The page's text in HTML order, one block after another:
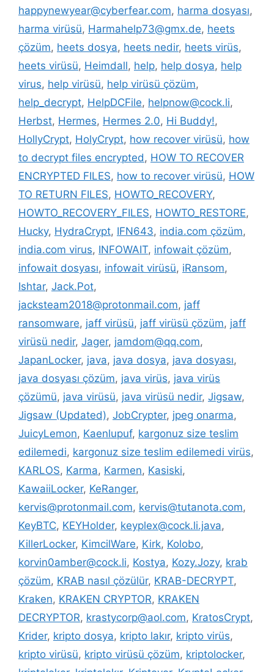
happynewyear@cyberfear.com, harma dosyası,
harma virüsü, Harmahelp73@gmx.de, heets
çözüm, heets dosya, heets nedir, heets virüs,
heets virüsü, Heimdall, help, help dosya, help
virus, help virüsü, help virüsü çözüm,
help_decrypt, HelpDCFile, helpnow@cock.li,
Herbst, Hermes, Hermes 2.0, Hi Buddy!,
HollyCrypt, HolyCrypt, how recover virüsü, how
to decrypt files encrypted, HOW TO RECOVER
ENCRYPTED FILES, how to recover virüsü, HOW
TO RETURN FILES, HOWTO_RECOVERY,
HOWTO_RECOVERY_FILES, HOWTO_RESTORE,
Hucky, HydraCrypt, IFN643, india.com çözüm,
india.com virus, INFOWAIT, infowait çözüm,
infowait dosyası, infowait virüsü, iRansom,
Ishtar, Jack.Pot,
jacksteam2018@protonmail.com, jaff
ransomware, jaff virüsü, jaff virüsü çözüm, jaff
virüsü nedir, Jager, jamdom@qq.com,
JapanLocker, java, java dosya, java dosyası,
java dosyası çözüm, java virüs, java virüs
çözümü, java virüsü, java virüsü nedir, Jigsaw,
Jigsaw (Updated), JobCrypter, jpeg onarma,
JuicyLemon, Kaenlupuf, kargonuz size teslim
edilemedi, kargonuz size teslim edilemedi virüs,
KARLOS, Karma, Karmen, Kasiski,
KawaiiLocker, KeRanger,
kervis@protonmail.com, kervis@tutanota.com,
KeyBTC, KEYHolder, keyplex@cock.li.java,
KillerLocker, KimcilWare, Kirk, Kolobo,
korvin0amber@cock.li, Kostya, Kozy.Jozy, krab
çözüm, KRAB nasıl çözülür, KRAB-DECRYPT,
Kraken, KRAKEN CRYPTOR, KRAKEN
DECRYPTOR, krastycorp@aol.com, KratosCrypt,
Krider, kripto dosya, kripto lakır, kripto virüs,
kripto virüsü, kripto virüsü çözüm, kriptolocker,